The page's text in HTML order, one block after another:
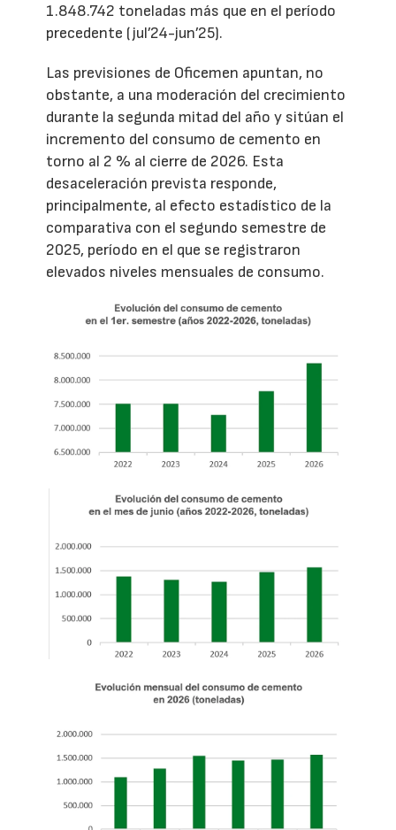
1.848.742 toneladas más que en el período
precedente (jul’24-jun’25).
Las previsiones de Oficemen apuntan, no
obstante, a una moderación del crecimiento
durante la segunda mitad del año y sitúan el
incremento del consumo de cemento en
torno al 2 % al cierre de 2026. Esta
desaceleración prevista responde,
principalmente, al efecto estadístico de la
comparativa con el segundo semestre de
2025, período en el que se registraron
elevados niveles mensuales de consumo.